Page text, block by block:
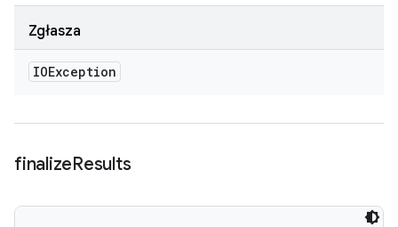
Zgłasza
IOException
finalizeResults